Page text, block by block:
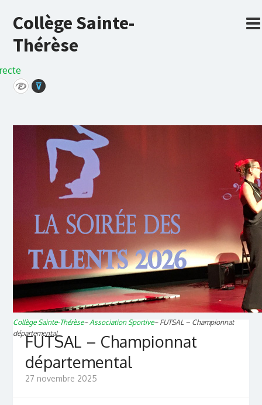
Collège Sainte-
Thérèse
⊽
Collège Sainte-Thérèse~Association Sportive~ FUTSAL – Championnat
départemental
FUTSAL – Championnat
départemental
27 novembre 2025